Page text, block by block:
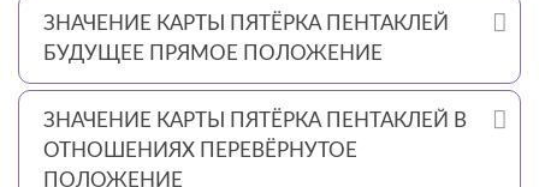
ЗНАЧЕНИЕ КАРТЫ ПЯТЁРКА ПЕНТАКЛЕЙ
БУДУЩЕЕ ПРЯМОЕ ПОЛОЖЕНИЕ
ЗНАЧЕНИЕ КАРТЫ ПЯТЁРКА ПЕНТАКЛЕЙ В
ОТНОШЕНИЯХ ПЕРЕВЁРНУТОЕ
ПОЛОЖЕНИЕ